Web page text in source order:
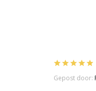
Gepost door: